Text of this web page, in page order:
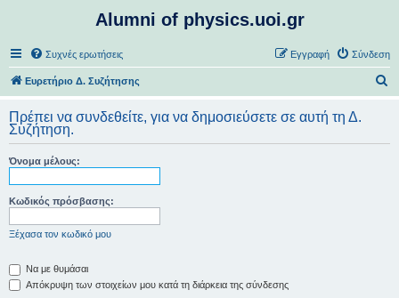
Alumni of physics.uoi.gr
Συχνές ερωτήσεις Σύνδεση
Εγγραφή
Ευρετήριο Δ. Συζήτησης
ζ
Πρέπει να συνδεθείτε, για να δημοσιεύσετε σε αυτή τη Δ.
Συζήτηση.
Όνομα μέλους:
Κωδικός πρόσβασης:
Ξέχασα τον κωδικό μου
Να με θυμάσαι
Απόκρυψη των στοιχείων μου κατά τη διάρκεια της σύνδεσης